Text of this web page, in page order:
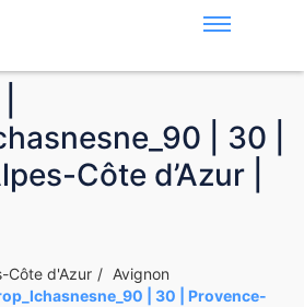
| 30 |
Côte d’Azur |
Côte d'Azur
Avignon
| 30 | Provence-